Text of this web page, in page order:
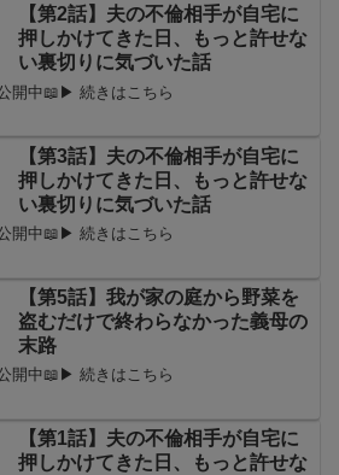
【第2話】夫の不倫相手が自宅に
押しかけてきた日、もっと許せな
い裏切りに気づいた話
開中📖▶ 続きはこちら
【第3話】夫の不倫相手が自宅に
押しかけてきた日、もっと許せな
い裏切りに気づいた話
開中📖▶ 続きはこちら
【第5話】我が家の庭から野菜を
盗むだけで終わらなかった義母の
末路
開中📖▶ 続きはこちら
【第1話】夫の不倫相手が自宅に
押しかけてきた日、もっと許せな